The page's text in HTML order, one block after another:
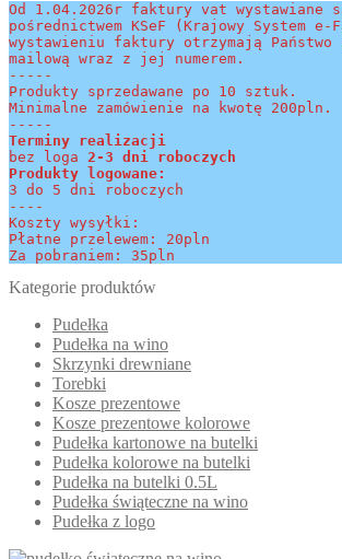
Od 1.04.2026r faktury vat wystawiane
pośrednictwem KSeF (Krajowy System
wystawieniu faktury otrzymają Państwo
mailową wraz z jej numerem.
-----
Produkty sprzedawane po 10 sztuk.
Minimalne zamówienie na kwotę 200pln.
-----
Terminy realizacji
bez loga 2-3 dni roboczych
Produkty logowane:
3 do 5 dni roboczych
----
Koszty wysyłki:
Płatne przelewem: 20pln
Za pobraniem: 35pln
Kategorie produktów
Pudełka
Pudełka na wino
Skrzynki drewniane
Torebki
Kosze prezentowe
Kosze prezentowe kolorowe
Pudełka kartonowe na butelki
Pudełka kolorowe na butelki
Pudełka na butelki 0.5L
Pudełka świąteczne na wino
Pudełka z logo